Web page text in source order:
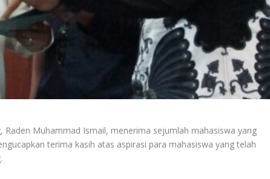
Raden Muhammad Ismail, menerima sejumlah mahasiswa yang
terima kasih atas aspirasi para mahasiswa yang telah